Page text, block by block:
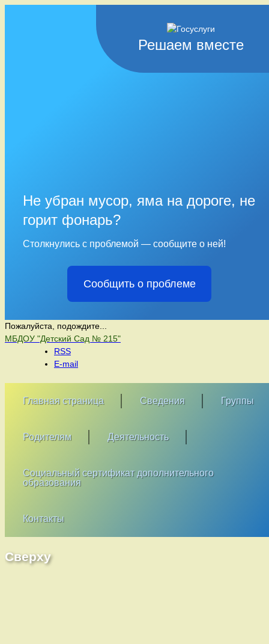
Решаем вместе
Не убран мусор, яма на дороге, не
горит фонарь?
Столкнулись с проблемой — сообщите о ней!
Сообщить о проблеме
Пожалуйста, подождите...
Перейти
содержимому
МБДОУ "Детский Сад № 215"
RSS
E-mail
Главная страница Сведения Группы
Родителям Деятельность
Социальный сертификат дополнительного
образования
Контакты
Сверху